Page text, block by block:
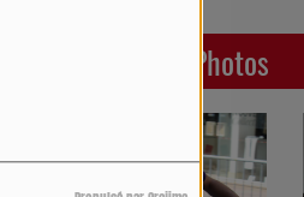
Dernières Photos